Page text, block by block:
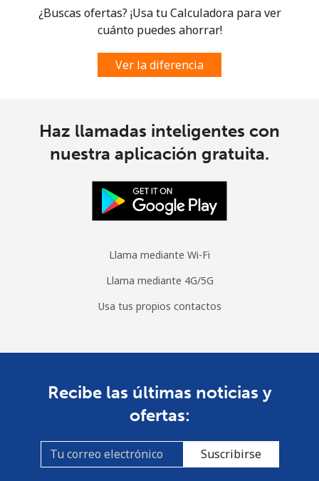
¿Buscas ofertas? ¡Usa tu Calculadora para ver
cuánto puedes ahorrar!
Ver la diferencia
Haz llamadas inteligentes con
nuestra aplicación gratuita.
Llama mediante Wi-Fi
Llama mediante 4G/5G
Usa tus propios contactos
Recibe las últimas noticias y
ofertas:
Suscribirse